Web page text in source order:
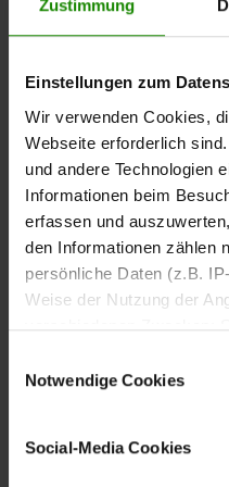
Zustimmung
Einstellungen zum
Wir verwenden Cookies,
Webseite erforderlich
und andere Technologien
Informationen beim
erfassen und
den Informationen zählen
persönliche Daten (z.B.
Weise der Nutzung der
verschiedenen Zwecken:
nutzen, indem sie
anonymisiert für
Marketing Cookies
Werbung anzuzeigen.
Notwendige Cookies
Social-Media Cookies
DerVierfußstuhl aus der
verbindet
modernen und wohnlichen
mandelfarbene
Lederoptiksorgt für eine
Ausstrahlung. Das
Metall-Vierfußgestell
modernen Kontrast und
Die dezente
zurückhaltende Gestaltung.
Mit ca. 48 x 91 x 61 cm
unterschiedliche